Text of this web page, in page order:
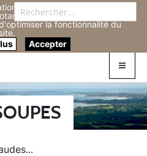
sur ce site, vous acceptez
pour réaliser des
la fonctionnalité du
site.
Accepter
Connexion